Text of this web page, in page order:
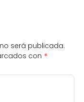
será publicada.
con *